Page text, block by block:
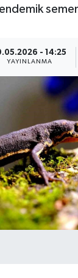
- 14:25
YAYINLANMA